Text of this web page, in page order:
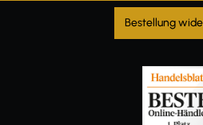
Bestellung